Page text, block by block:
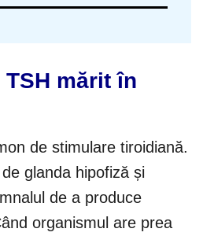
mărit în
de stimulare tiroidiană.
glanda hipofiză și
de a produce
organismul are prea